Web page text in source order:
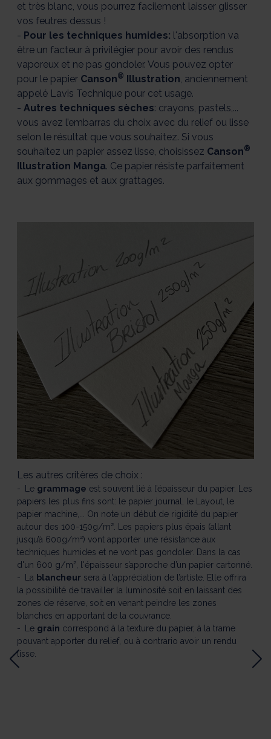
et très blanc, vous pourrez facilement laisser glisser
vos feutres dessus !
- Pour les techniques humides: l'absorption va
être un facteur à privilégier pour avoir des rendus
vaporeux et ne pas gondoler. Vous pouvez opter
pour le papier Canson® Illustration, anciennement
appelé Lavis Technique pour cet usage.
- Autres techniques sèches: crayons, pastels,...
vous avez l’embarras du choix avec du relief ou lisse
selon le résultat que vous souhaitez. Si vous
souhaitez un papier assez lisse, choisissez Canson®
Illustration Manga. Ce papier résiste parfaitement
aux gommages et aux grattages.
Les autres critères de choix :
Le grammage est souvent lié à l’épaisseur du papier. Les
papiers les plus fins sont: le papier journal, le Layout, le
papier machine,... On note un début de rigidité du papier
autour des 100-150g/m². Les papiers plus épais (allant
jusqu’à 600g/m²) vont apporter une résistance aux
techniques humides et ne vont pas gondoler. Dans la cas
d'un 600 g/m², l'épaisseur s’approche d’un papier cartonné.
La blancheur sera à l'appréciation de l’artiste. Elle offrira
la possibilité de travailler la luminosité soit en laissant des
zones de réserve, soit en venant peindre les zones
blanches en apportant de la couvrance.
Le grain correspond à la texture du papier, à la trame
pouvant apporter du relief, ou à contrario avoir un rendu
lisse.